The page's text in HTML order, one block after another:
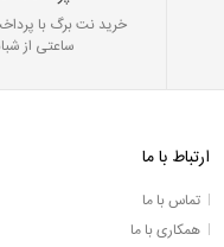
خرید نت برگ با
ساعتی از
ارتباط با ما
تماس با ما
همکاری با ما